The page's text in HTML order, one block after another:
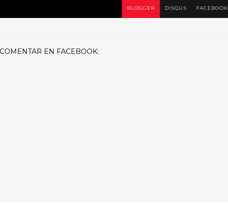
BLOGGER DISQUS FACEBOOK
COMENTAR EN FACEBOOK: